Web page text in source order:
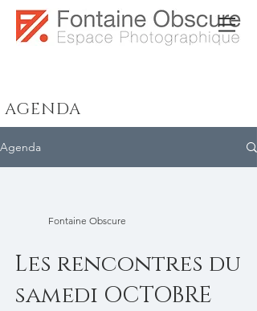
AGENDA
Agenda
Fontaine Obscure
Les rencontres du
samedi OCTOBRE